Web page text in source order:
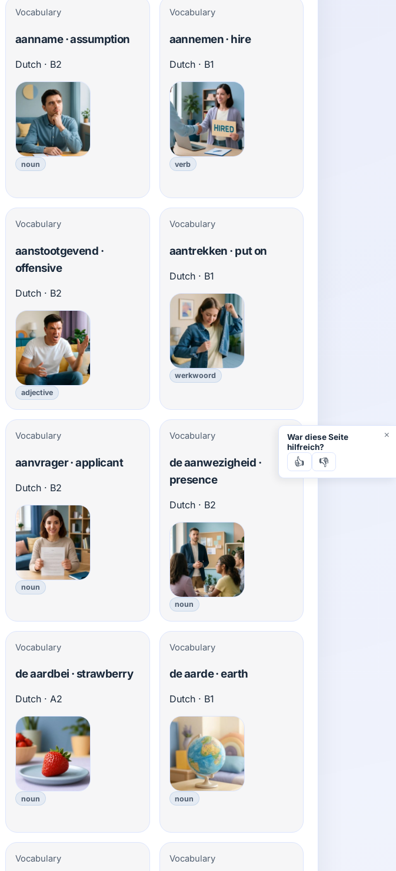
Vocabulary
aanname · assumption
Dutch · B2
noun
Vocabulary
aannemen · hire
Dutch · B1
verb
Vocabulary
aanstootgevend ·
offensive
Dutch · B2
adjective
Vocabulary
aantrekken · put on
Dutch · B1
werkwoord
Vocabulary
aanvrager · applicant
Dutch · B2
noun
Vocabulary
de aanwezigheid ·
presence
Dutch · B2
noun
Vocabulary
de aardbei · strawberry
Dutch · A2
noun
Vocabulary
de aarde · earth
Dutch · B1
noun
Vocabulary Vocabulary
×
War diese Seite
hilfreich?
👍 👎